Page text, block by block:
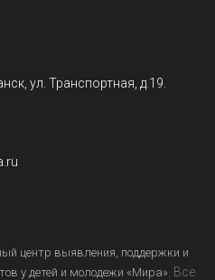
ул. Транспортная, д.19.
центр выявления, поддержки и
у детей и молодежи «Мира» . Все